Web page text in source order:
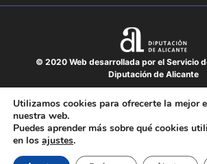
© 2020 Web desarrollada por el Servicio
Diputación de Alicante
Aviso legal
Política de
Utilizamos cookies para ofrecerte la mejor
nuestra web.
Puedes aprender más sobre qué cookies
en los ajustes.